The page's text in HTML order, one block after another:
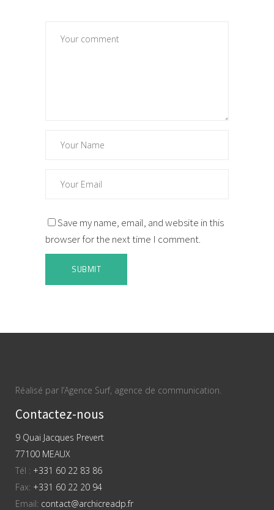
Save my name, email, and website in this
browser for the next time I comment.
Réalisé par l’Agence Surf, agence de communication.
Contactez-nous
9 Quai Jacques Prevert
77100 MEAUX
Tél : +331 60 22 83 86
Fax: +331 60 22 20 94
Email: contact@archicreadp.fr